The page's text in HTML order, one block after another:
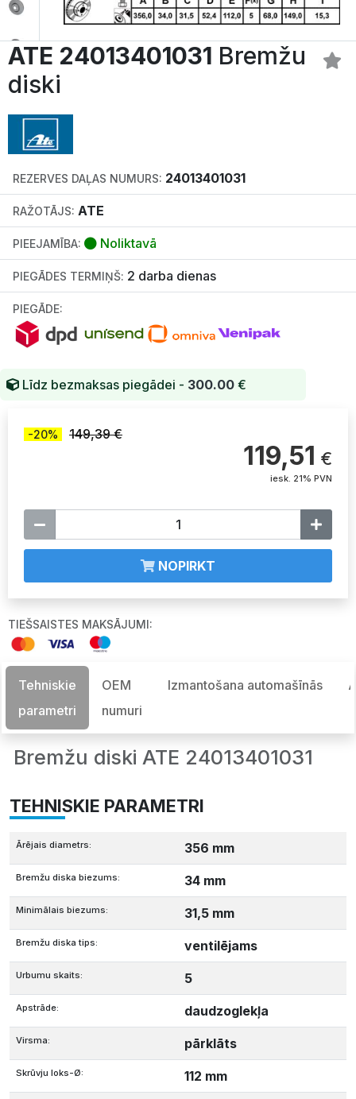
ATE 24013401031 Bremžu
diski
REZERVES DAĻAS NUMURS: 24013401031
RAŽOTĀJS: ATE
PIEEJAMĪBA: Noliktavā
PIEGĀDES TERMIŅŠ: 2 darba dienas
PIEGĀDE:
Līdz bezmaksas piegādei - 300.00 €
-20% 149,39 €
119,51 €
iesk. 21% PVN
NOPIRKT
TIEŠSAISTES MAKSĀJUMI:
Tehniskie
parametri
OEM
numuri
Izmantošana automašīnās
Bremžu diski ATE 24013401031
TEHNISKIE PARAMETRI
Ārējais diametrs: 356 mm
Bremžu diska biezums: 34 mm
Minimālais biezums: 31,5 mm
Bremžu diska tips: ventilējams
Urbumu skaits: 5
Apstrāde: daudzoglekļa
Virsma: pārklāts
Skrūvju loks-Ø: 112 mm